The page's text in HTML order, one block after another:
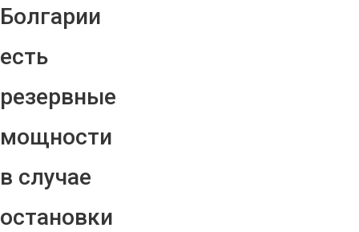
Болгарии
есть
резервные
мощности
в случае
остановки